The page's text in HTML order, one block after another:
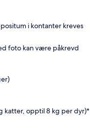
i kontanter kreves
foto kan være påkrevd
katter, opptil 8 kg per dyr)*